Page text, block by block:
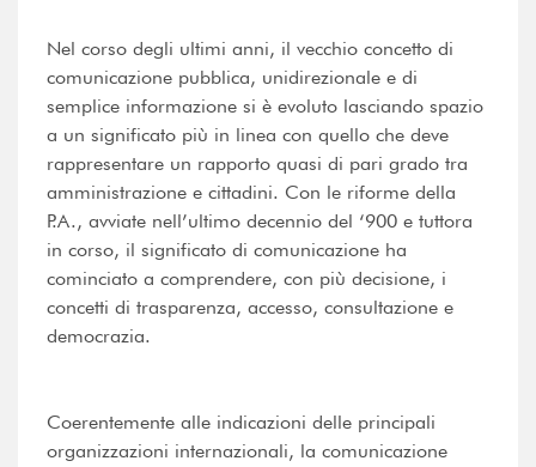
Nel corso degli ultimi anni, il vecchio concetto di
comunicazione pubblica, unidirezionale e di
semplice informazione si è evoluto lasciando spazio
a un significato più in linea con quello che deve
rappresentare un rapporto quasi di pari grado tra
amministrazione e cittadini. Con le riforme della
P.A., avviate nell’ultimo decennio del ‘900 e tuttora
in corso, il significato di comunicazione ha
cominciato a comprendere, con più decisione, i
concetti di trasparenza, accesso, consultazione e
democrazia.
Coerentemente alle indicazioni delle principali
organizzazioni internazionali, la comunicazione